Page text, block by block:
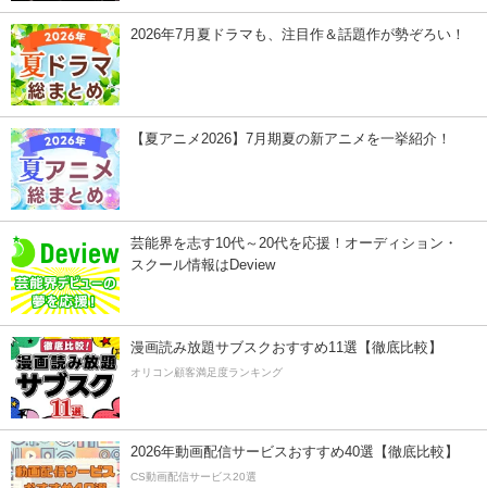
2026年7月夏ドラマも、注目作＆話題作が勢ぞろい！
【夏アニメ2026】7月期夏の新アニメを一挙紹介！
芸能界を志す10代～20代を応援！オーディション・
スクール情報はDeview
漫画読み放題サブスクおすすめ11選【徹底比較】
オリコン顧客満足度ランキング
2026年動画配信サービスおすすめ40選【徹底比較】
CS動画配信サービス20選